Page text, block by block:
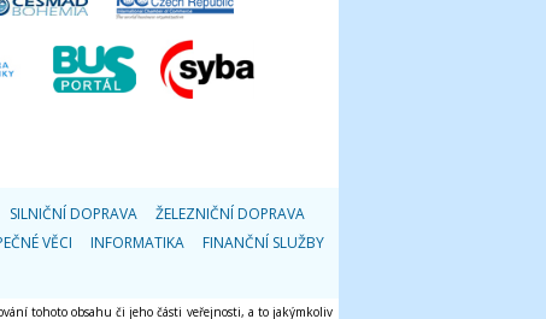
SILNIČNÍ DOPRAVA
ŽELEZNIČNÍ DOPRAVA
VĚCI INFORMATIKA
FINANČNÍ SLUŽBY
tohoto obsahu či jeho části veřejnosti, a to jakýmkoliv